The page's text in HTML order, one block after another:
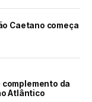
Caetano começa
complemento da
Atlântico